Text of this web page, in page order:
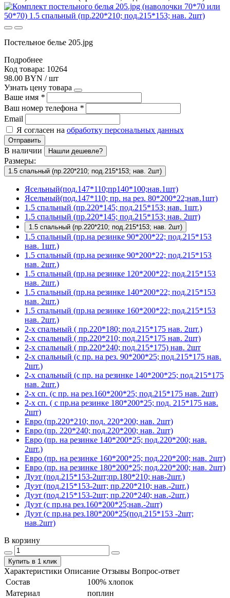
Постельное белье 205.jpg
Подробнее
Код товара: 10264
98.00 BYN / шт
Узнать цену товара
Ваше имя *
Ваш номер телефона *
Email
Я согласен на обработку персональных данных
Отправить
В наличии Нашли дешевле?
Размеры:
1.5 спальный (пр.220*210; под.215*153; нав. 2шт)
Ясельный(под.147*110;пр140*100;нав.1шт)
Ясельный(под.147*110; пр. на рез. 80*200*22;нав.1шт)
1.5 спальный (пр.220*145; под.215*153; нав. 1шт.)
1.5 спальный (пр.220*145; под.215*153; нав. 2шт)
1.5 спальный (пр.220*210; под.215*153; нав. 2шт)
1.5 спальный (пр.на резинке 90*200*22; под.215*153
нав. 1шт.)
1.5 спальный (пр.на резинке 90*200*22; под.215*153
нав. 2шт.)
1.5 спальный (пр.на резинке 120*200*22; под.215*153
нав. 2шт.)
1.5 спальный (пр.на резинке 140*200*22; под.215*153
нав. 2шт.)
1.5 спальный (пр.на резинке 160*200*22; под.215*153
нав. 2шт.)
2-х спальный ( пр.220*180; под.215*175 нав. 2шт.)
2-х спальный ( пр.220*210; под.215*175 нав. 2шт)
2-х спальный ( пр.220*240; под.215*175) нав. 2шт
2-х спальный (с пр. на рез. 90*200*25; под.215*175 нав.
2шт.)
2-х спальный (с пр. на резинке 140*200*25; под.215*175
нав. 2шт.)
2-х сп. (с пр. на рез.160*200*25; под.215*175 нав. 2шт)
2-х сп. ( с пр.на резинке 180*200*25; под. 215*175 нав.
2шт)
Евро (пр.220*210; под. 220*200; нав. 2шт)
Евро (пр. 220*240; под.220*200; нав. 2шт)
Евро (пр. на резинке 140*200*25; под.220*200; нав.
2шт.)
Евро (пр. на резинке 160*200*25; под.220*200; нав. 2шт)
Евро (пр. на резинке 180*200*25; под.220*200; нав. 2шт)
Дуэт (под.215*153-2шт;пр.180*210; нав-2шт.)
Дуэт (под.215*153-2шт; пр.220*210; нав.-2шт.)
Дуэт (под.215*153-2шт; пр.220*240; нав.-2шт.)
Дуэт (с пр.на рез.160*200*25;нав.-2шт)
Дуэт (с пр.на рез.180*200*25(под.215*153 -2шт;
нав.2шт)
В корзину
Купить в 1 клик
Характеристики Описание Отзывы Вопрос-ответ
Состав
100% хлопок
Материал
поплин